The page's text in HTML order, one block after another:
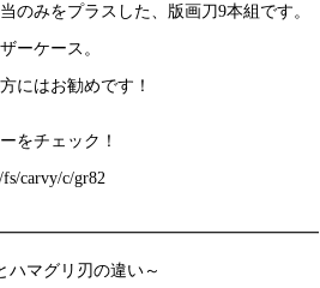
のみをプラスした、版画刀9本組です。
ーケース。
にはお勧めです！
をチェック！
carvy/c/gr82
マグリ刃の違い～